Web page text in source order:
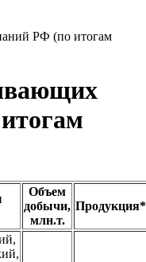
РФ (по итогам
Объем
добычи,
млн.т.
Продукция*